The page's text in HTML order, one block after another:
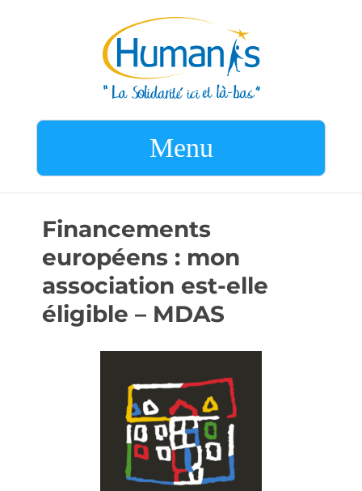
Menu
Financements
européens : mon
association est-elle
éligible – MDAS